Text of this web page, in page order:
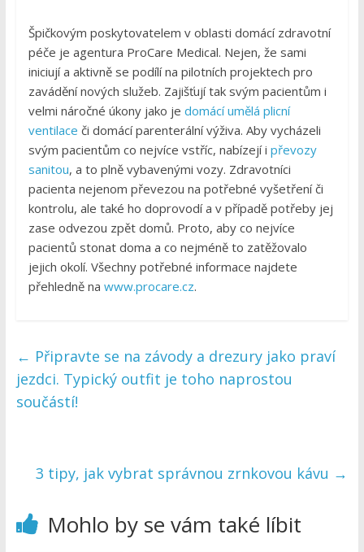
Špičkovým poskytovatelem v oblasti domácí zdravotní
péče je agentura ProCare Medical. Nejen, že sami
iniciují a aktivně se podílí na pilotních projektech pro
zavádění nových služeb. Zajišťují tak svým pacientům i
velmi náročné úkony jako je domácí umělá plicní
ventilace či domácí parenterální výživa. Aby vycházeli
svým pacientům co nejvíce vstříc, nabízejí i převozy
sanitou, a to plně vybavenými vozy. Zdravotníci
pacienta nejenom převezou na potřebné vyšetření či
kontrolu, ale také ho doprovodí a v případě potřeby jej
zase odvezou zpět domů. Proto, aby co nejvíce
pacientů stonat doma a co nejméně to zatěžovalo
jejich okolí. Všechny potřebné informace najdete
přehledně na www.procare.cz.
← Připravte se na závody a drezury jako praví
jezdci. Typický outfit je toho naprostou
součástí!
3 tipy, jak vybrat správnou zrnkovou kávu →
Mohlo by se vám také líbit